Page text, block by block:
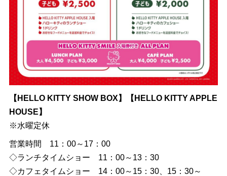
【HELLO KITTY SHOW BOX】【HELLO KITTY APPLE
HOUSE】
※水曜定休
営業時間 11：00～17：00
◇ランチタイムショー 11：00～13：30
◇カフェタイムショー 14：00～15：30、15：30～